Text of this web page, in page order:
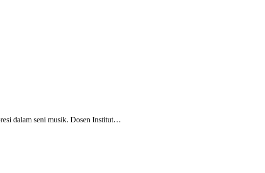
dalam seni musik. Dosen Institut…